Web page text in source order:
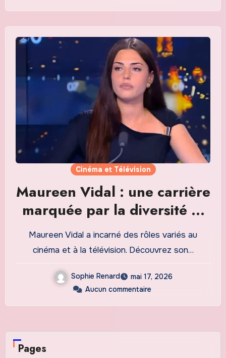
Cinéma et Télévision
Maureen Vidal : une carrière
marquée par la diversité et
l’engagement
Maureen Vidal a incarné des rôles variés au
cinéma et à la télévision. Découvrez son…
Sophie Renard
mai 17, 2026
Aucun commentaire
Pages